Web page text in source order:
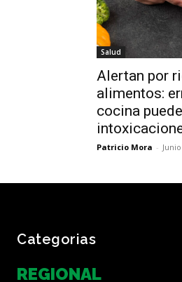
Salud
Alertan por
alimentos:
cocina
Patricio Mora -
Categorias
REGIONAL